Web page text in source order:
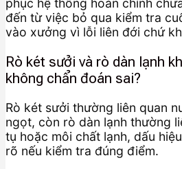
phục hệ thống hoàn chỉnh
đến từ việc bỏ qua kiểm tra
vào xưởng vì lỗi liên đới chứ
Rò két sưởi và rò dàn lạnh
không chẩn đoán sai?
Rò két sưởi thường liên quan
ngọt, còn rò dàn lạnh thường
tụ hoặc môi chất lạnh, dấu
rõ nếu kiểm tra đúng điểm.